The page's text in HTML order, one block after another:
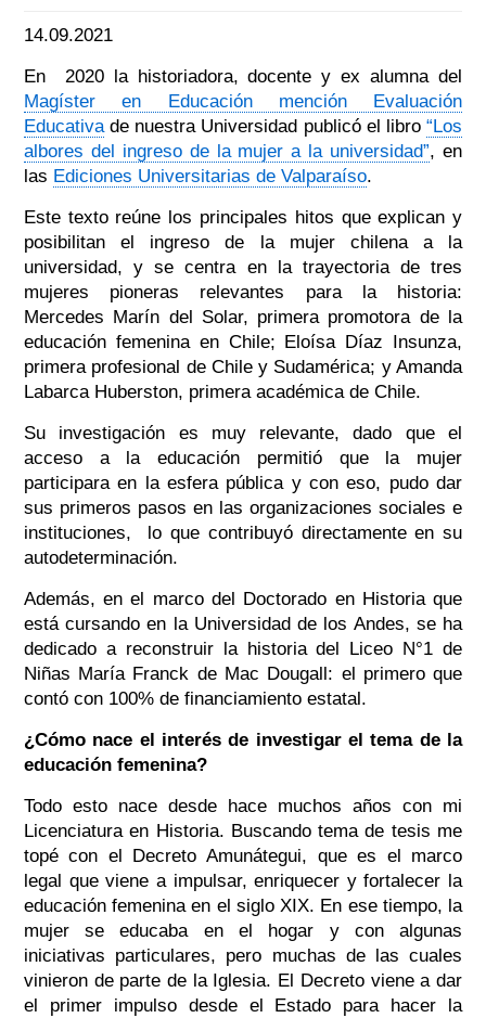
14.09.2021
En 2020 la historiadora, docente y ex alumna del
Magíster en Educación mención Evaluación
Educativade nuestra Universidad publicó el libro“Los
albores del ingreso de la mujer a la universidad”, en
las Ediciones Universitarias de Valparaíso.
Este texto reúne los principales hitos que explican y
posibilitan el ingreso de la mujer chilena a la
universidad, y se centra en la trayectoria de tres
mujeres pioneras relevantes para la historia:
Mercedes Marín del Solar, primera promotora de la
educación femenina en Chile; Eloísa Díaz Insunza,
primera profesional de Chile y Sudamérica; y Amanda
Labarca Huberston, primera académica de Chile.
Su investigación es muy relevante, dado que el
acceso a la educación permitió que la mujer
participara en la esfera pública y con eso, pudo dar
sus primeros pasos en las organizaciones sociales e
instituciones, lo que contribuyó directamente en su
autodeterminación.
Además, en el marco del Doctorado en Historia que
está cursando en la Universidad de los Andes, se ha
dedicado a reconstruir la historia del Liceo N°1 de
Niñas María Franck de Mac Dougall: el primero que
contó con 100% de financiamiento estatal.
¿Cómo nace el interés de investigar el tema de la
educación femenina?
Todo esto nace desde hace muchos años con mi
Licenciatura en Historia. Buscando tema de tesis me
topé con el Decreto Amunátegui, que es el marco
legal que viene a impulsar, enriquecer y fortalecer la
educación femenina en el siglo XIX. En ese tiempo, la
mujer se educaba en el hogar y con algunas
iniciativas particulares, pero muchas de las cuales
vinieron de parte de la Iglesia. El Decreto viene a dar
el primer impulso desde el Estado para hacer la